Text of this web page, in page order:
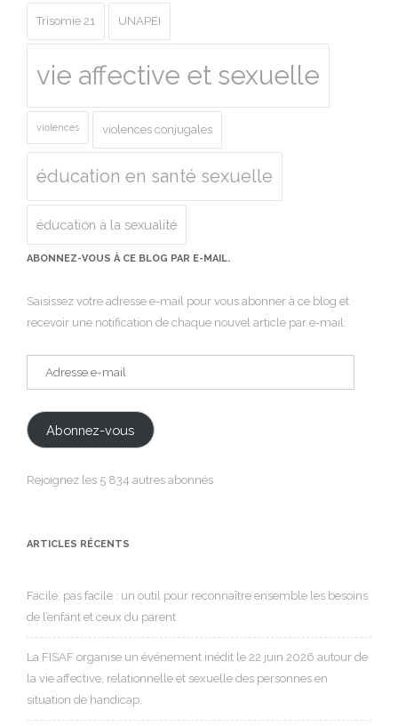
Trisomie 21 UNAPEI
vie affective et sexuelle
violences violences conjugales
éducation en santé sexuelle
éducation à la sexualité
ABONNEZ-VOUS À CE BLOG PAR E-MAIL.
Saisissez votre adresse e-mail pour vous abonner à ce blog et
recevoir une notification de chaque nouvel article par e-mail.
Abonnez-vous
Rejoignez les 5 834 autres abonnés
ARTICLES RÉCENTS
Facile, pas facile : un outil pour reconnaître ensemble les besoins
de l’enfant et ceux du parent
La FISAF organise un événement inédit le 22 juin 2026 autour de
la vie affective, relationnelle et sexuelle des personnes en
situation de handicap.